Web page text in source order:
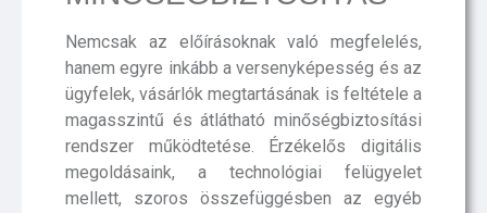
Nemcsak az előírásoknak való megfelelés,
hanem egyre inkább a versenyképesség és az
ügyfelek, vásárlók megtartásának is feltétele a
magasszintű és átlátható minőségbiztosítási
rendszer működtetése. Érzékelős digitális
megoldásaink, a technológiai felügyelet
mellett, szoros összefüggésben az egyéb